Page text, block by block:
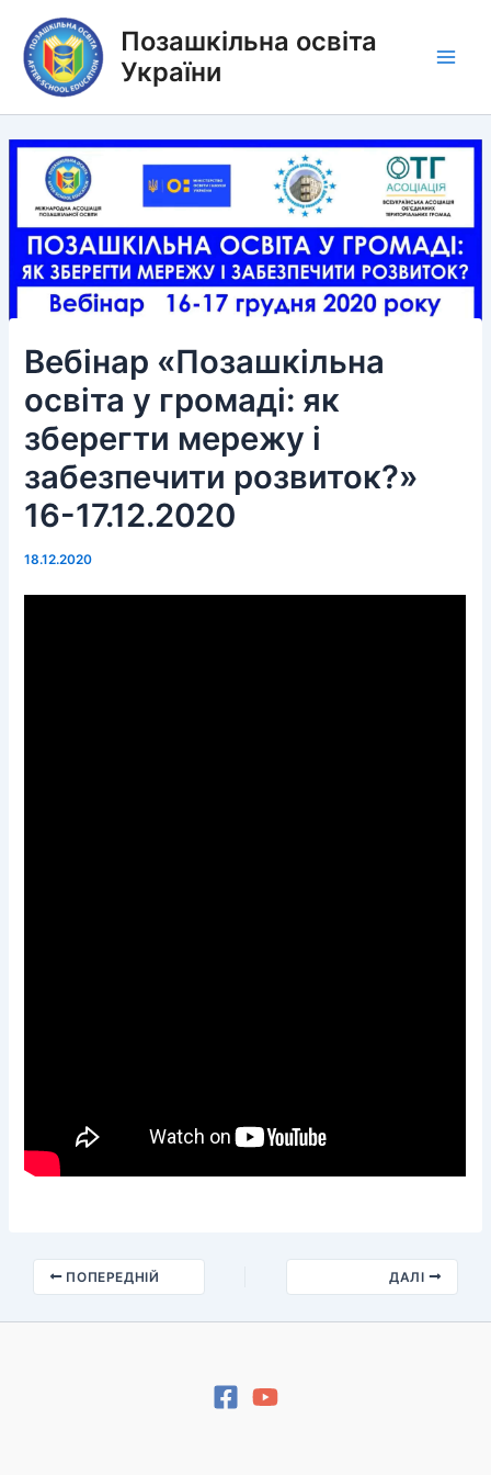
вмісту
Позашкільна освіта
України
Вебінар «Позашкільна
освіта у громаді: як
зберегти мережу і
забезпечити розвиток?»
16-17.12.2020
18.12.2020
ПОПЕРЕДНІЙ ДАЛІ